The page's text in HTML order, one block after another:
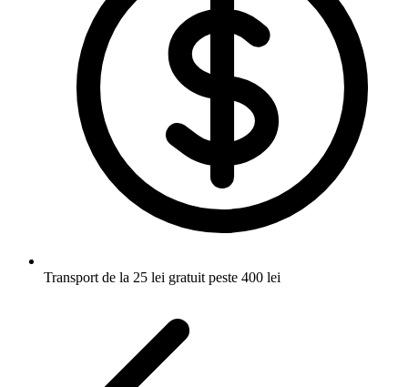
Transport de la 25 lei gratuit peste 400 lei